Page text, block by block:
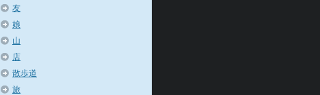
友
娘
山
店
散歩道
旅